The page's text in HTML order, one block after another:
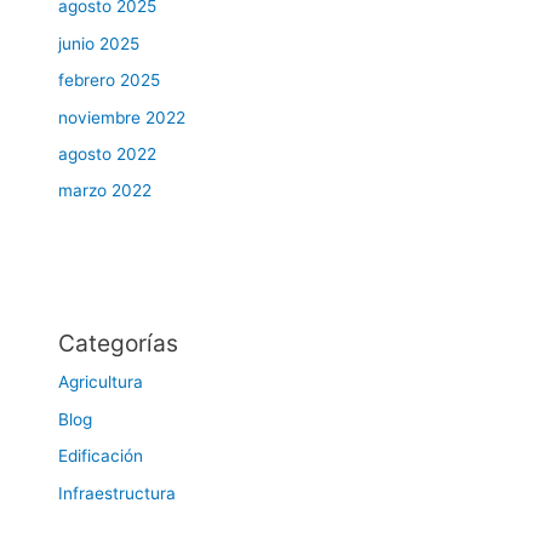
agosto 2025
junio 2025
febrero 2025
noviembre 2022
agosto 2022
marzo 2022
Categorías
Agricultura
Blog
Edificación
Infraestructura